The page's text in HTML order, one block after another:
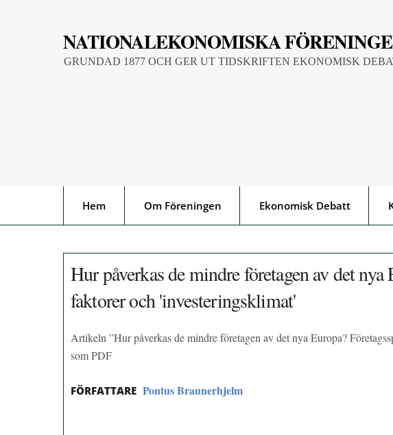
NATIONALEKONOMISKA
GRUNDAD 1877 OCH GER UT TIDSKRIFTEN EKONOMISK
Hem Om Föreningen Ekonomisk Debatt
Hur påverkas de mindre företagen av det
faktorer och 'investeringsklimat'
Artikeln ”Hur påverkas de mindre företagen av det nya Europa?
som PDF
FÖRFATTARE Pontus Braunerhjelm